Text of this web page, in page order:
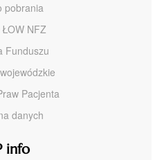
pobrania
NFZ
Funduszu
Pacjenta
danych
info